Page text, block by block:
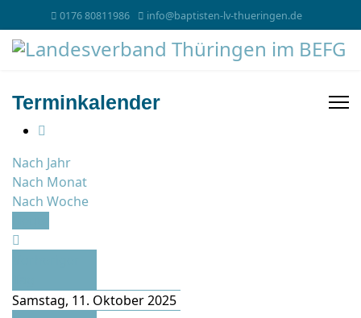
0176 80811986 info@baptisten-lv-thueringen.de
Terminkalender
Nach Jahr
Nach Monat
Nach Woche
Samstag, 11. Oktober 2025